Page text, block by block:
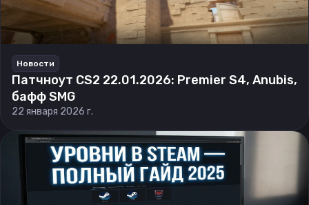
Новости
Патчноут CS2 22.01.2026: Premier S4, Anubis,
бафф SMG
22 января 2026 г.